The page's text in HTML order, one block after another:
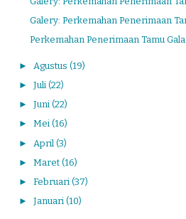
Galery: Perkemahan Penerimaan
Perkemahan Penerimaan Tamu
► Agustus (19)
► Juli (22)
► Juni (22)
► Mei (16)
► April (3)
► Maret (16)
► Februari (37)
► Januari (10)